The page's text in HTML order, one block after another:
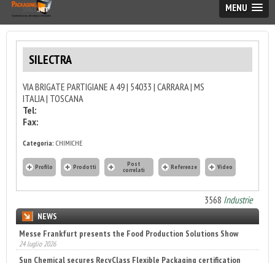
MENU
SILECTRA
VIA BRIGATE PARTIGIANE A 49 | 54033 | CARRARA | MS
ITALIA | TOSCANA
Tel:
Fax:
Categoria: CHIMICHE
Profilo Prodotti Post
correlati Referenze Video
3568 Industrie
NEWS
Messe Frankfurt presents the Food Production Solutions Show
24 luglio 2026
Sun Chemical secures RecyClass Flexible Packaging certification